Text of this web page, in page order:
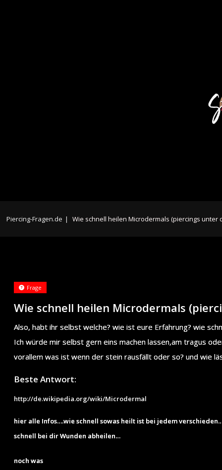
Piercing-Fragen.de | Wie schnell heilen Microdermals (piercings unter
Wie schnell heilen Microdermals
Frage
Also, habt ihr selbst welche? wie ist eure Erfahrung? wie
Ich würde mir selbst gern eins machen lassen,am tragus
vorallem was ist wenn der stein rausfällt oder so? und wie
Beste Antwort:
http://de.wikipedia.org/wiki/Microdermal
hier alle Infos….wie schnell sowas heilt ist bei jedem
schnell bei dir Wunden abheilen…
noch was